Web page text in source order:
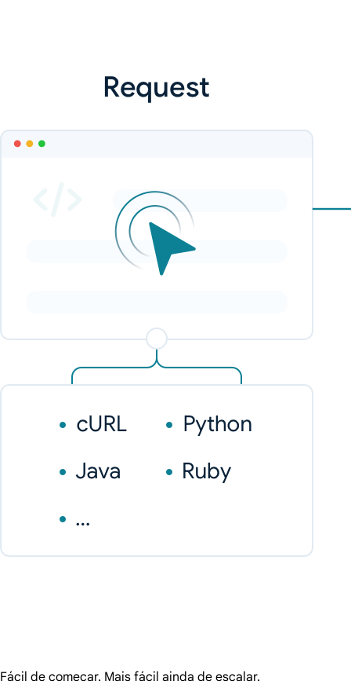
Fácil de começar. Mais fácil ainda de escalar.